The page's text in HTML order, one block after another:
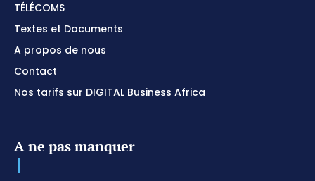
TÉLÉCOMS
Textes et Documents
A propos de nous
Contact
Nos tarifs sur DIGITAL Business Africa
A ne pas manquer